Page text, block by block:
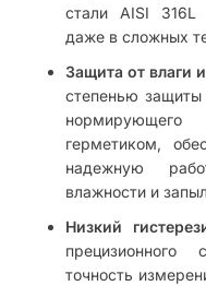
стали AISI 316L
даже в сложных
Защита от влаги
степенью
нормирующего
герметиком,
надежную
влажности и
Низкий
прецизионного
точность